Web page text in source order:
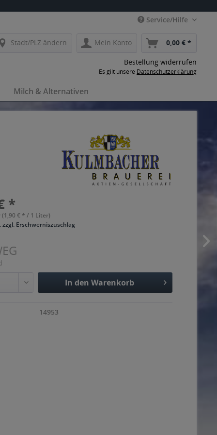
Service/Hilfe
Stadt/PLZ ändern Mein Konto 0,00 € *
Bestellung widerrufen
Es gilt unsere Datenschutzerklärung
Milch & Alternativen
*
(1,90 € * / 1 Liter)
zzgl. Erschwerniszuschlag
In den Warenkorb
14953